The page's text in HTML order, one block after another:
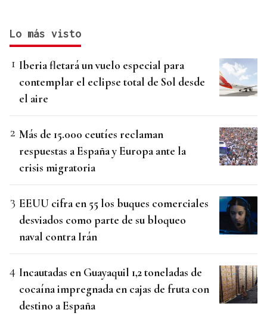
Lo más visto
Iberia fletará un vuelo especial para
contemplar el eclipse total de Sol desde
el aire
Más de 15.000 ceutíes reclaman
respuestas a España y Europa ante la
crisis migratoria
EEUU cifra en 55 los buques comerciales
desviados como parte de su bloqueo
naval contra Irán
Incautadas en Guayaquil 1,2 toneladas de
cocaína impregnada en cajas de fruta con
destino a España